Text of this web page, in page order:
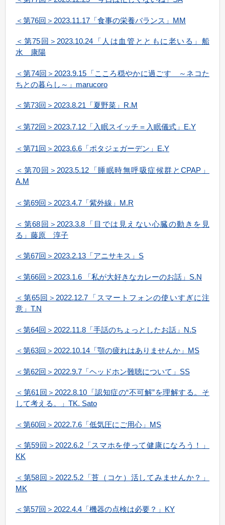
＜第76回＞2023.11.17「食事の栄養バランス」MM
＜第75回＞2023.10.24「人は血管とともに老いる」船
水 康陽
＜第74回＞2023.9.15「こころ穏やかに過ごす ～ネコた
ちとの暮らし～」marucoro
＜第73回＞2023.8.21「夏野菜」R.M
＜第72回＞2023.7.12「入眠スイッチ＝入眠儀式」E.Y
＜第71回＞2023.6.6「ポタジェガーデン」E.Y
＜第70回＞2023.5.12「睡眠時無呼吸症候群とCPAP」
A.M
＜第69回＞2023.4.7「紫外線」M.R
＜第68回＞2023.3.8「目では見えない心臓の動きを見
る」藤原 淳子
＜第67回＞2023.2.13「アニサキス」S
＜第66回＞2023.1.6 「私が大好きなカレーのお話」S.N
＜第65回＞2022.12.7「スマートフォンの使いすぎに注
意」T.N
＜第64回＞2022.11.8「手話のちょっとしたお話」N.S
＜第63回＞2022.10.14「顎の疲れはありませんか」MS
＜第62回＞2022.9.7「ヘッドホン難聴について」SS
＜第61回＞2022.8.10「認知症の“不可解”を理解する。そ
して考える。」 TK. Sato
＜第60回＞2022.7.6「低気圧にご用心」MS
＜第59回＞2022.6.2「スマホを使って健康になろう！」
KK
＜第58回＞2022.5.2「苔（コケ）活してみませんか？」
MK
＜第57回＞2022.4.4「機器の点検は必要？」KY